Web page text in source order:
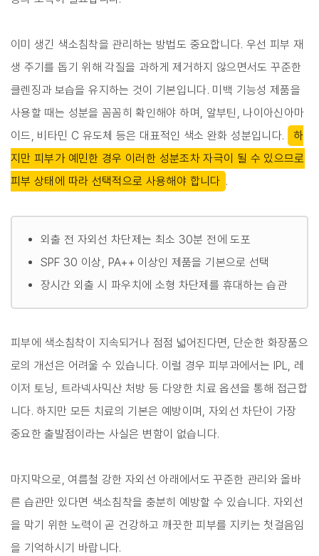
이미 생긴 색소침착을 관리하는 방법도 중요합니다. 우선 피부 재
생 주기를 돕기 위해 각질을 과하게 제거하지 않으면서도 꾸준한
클렌징과 보습을 유지하는 것이 기본입니다. 미백 기능성 제품을
사용할 때는 성분을 꼼꼼히 확인해야 하며, 알부틴, 나이아신아마
이드, 비타민 C 유도체 등은 대표적인 색소 완화 성분입니다.
하
지만 피부가 예민한 경우 이러한 성분조차 자극이 될 수 있으므로
피부 상태에 따라 선택적으로 사용해야 합니다 .
외출 전 자외선 차단제는 최소 30분 전에 도포
SPF 30 이상, PA++ 이상인 제품을 기본으로 선택
장시간 외출 시 파우치에 소형 차단제를 휴대하는 습관
피부에 색소침착이 지속되거나 점점 넓어진다면, 단순한 화장품으
로의 개선은 어려울 수 있습니다. 이럴 경우 피부과에서는 IPL, 레
이저 토닝, 트라넥사믹산 처방 등 다양한 치료 옵션을 통해 접근합
니다. 하지만 모든 치료의 기본은 예방이며, 자외선 차단이 가장
중요한 출발점이라는 사실은 변함이 없습니다.
마지막으로, 여름철 강한 자외선 아래에서도 꾸준한 관리와 올바
른 습관만 있다면 색소침착을 충분히 예방할 수 있습니다. 자외선
을 막기 위한 노력이 곧 건강하고 깨끗한 피부를 지키는 첫걸음임
을 기억하시기 바랍니다.